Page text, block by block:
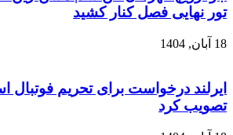
تور نهایی فصل کنار کشید
18 آبان, 1404
ایرلند درخواست برای تحریم فوتبال
تصویب کرد